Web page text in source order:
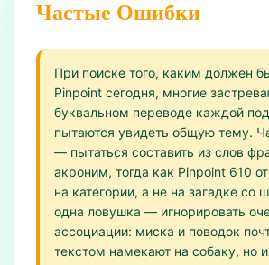
Частые Ошибки
При поиске того, каким должен
Pinpoint сегодня, многие
буквальном переводе каждой
пытаются увидеть общую тему.
— пытаться составить из слов
акроним, тогда как Pinpoint 610
на категории, а не на загадке
одна ловушка — игнорировать
ассоциации: миска и поводок
текстом намекают на собаку, но